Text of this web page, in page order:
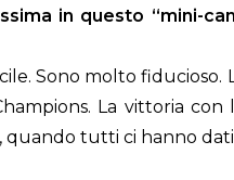
in questo “mini-
Sono molto fiducioso.
La vittoria con
tutti ci hanno dati